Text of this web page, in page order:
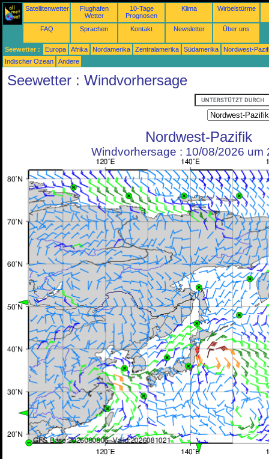
Satellitenwetter
Flughafen
Wetter
10-Tage
Prognosen
Klima Wirbelstürme
FAQ Sprachen Kontakt Newsletter Über uns
Seewetter : Europa Afrika Nordamerika Zentralamerika Südamerika
Nordwest-
Indischer Ozean
Andere
Seewetter : Windvorhersage
Nordwest-Pazifik
Windvorhersage : 10/08/2026 um